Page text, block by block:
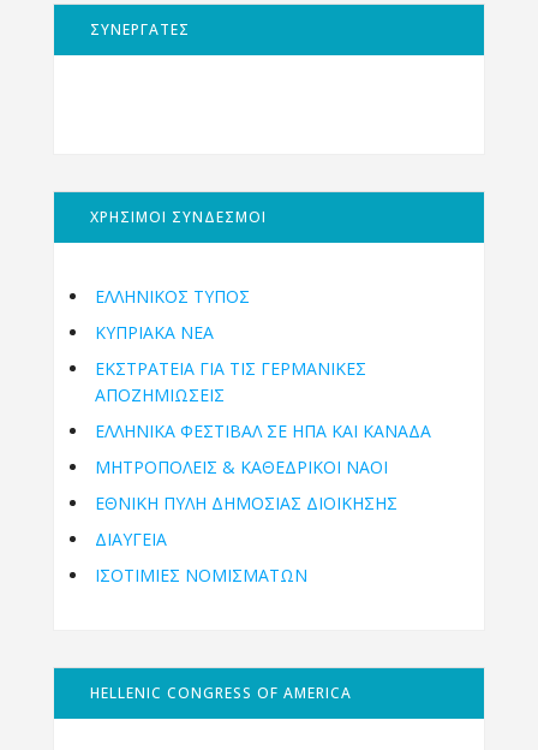
ΣΥΝΕΡΓΑΤΕΣ
ΧΡΗΣΙΜΟΙ ΣΥΝΔΕΣΜΟΙ
ΕΛΛΗΝΙΚΟΣ ΤΥΠΟΣ
ΚΥΠΡΙΑΚΑ ΝΕΑ
ΕΚΣΤΡΑΤΕΙΑ ΓΙΑ ΤΙΣ ΓΕΡΜΑΝΙΚΕΣ
ΑΠΟΖΗΜΙΩΣΕΙΣ
ΕΛΛΗΝΙΚΆ ΦΕΣΤΙΒΆΛ ΣΕ ΗΠΑ ΚΑΙ ΚΑΝΑΔΑ
ΜΗΤΡΟΠΌΛΕΙΣ & ΚΑΘΕΔΡΙΚΟΊ ΝΑΟΊ
ΕΘΝΙΚΉ ΠΎΛΗ ΔΗΜΌΣΙΑΣ ΔΙΟΊΚΗΣΗΣ
ΔΙΑΥΓΕΙΑ
ΙΣΟΤΙΜΙΕΣ ΝΟΜΙΣΜΑΤΩΝ
HELLENIC CONGRESS OF AMERICA